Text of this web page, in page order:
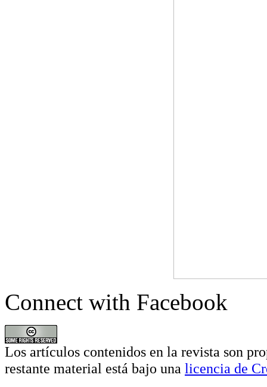
Connect with Facebook
Los artículos contenidos en la revista son
restante material está bajo una licencia de